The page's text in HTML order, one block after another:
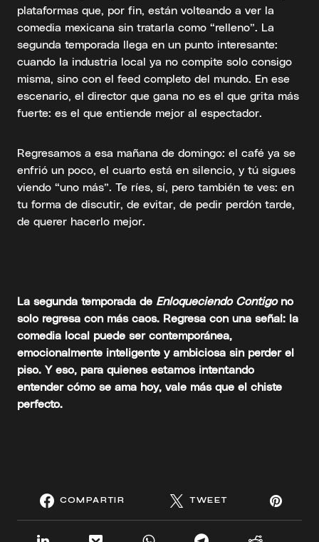
plataformas que, por fin, están volteando a ver la
comedia mexicana sin tratarla como “relleno”. La
segunda temporada llega en un punto interesante:
cuando la industria local ya no compite solo consigo
misma, sino con el feed completo del mundo. En ese
escenario, el director que gana no es el que grita más
fuerte: es el que entiende mejor al espectador.
Regresamos a esa mañana de domingo: el café ya se
enfrió un poco, el cuarto está en silencio, y tú sigues
viendo “uno más”. Te ríes, sí, pero también te ves: en
tu forma de discutir, de evitar, de pedir perdón tarde,
de querer hacerlo mejor.
La segunda temporada de Enloqueciendo Contigono
solo regresa con más caos. Regresa con una señal: la
comedia local puede ser contemporánea,
emocionalmente inteligente y ambiciosa sin perder el
piso. Y eso, para quienes estamos intentando
entender cómo se ama hoy, vale más que el chiste
perfecto.
COMPARTIR TWEET